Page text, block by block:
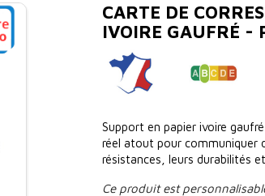
CARTE DE
IVOIRE GAUFRÉ -
Support en papier ivoire
réel atout pour communiquer
résistances, leurs durabilités
Ce produit est